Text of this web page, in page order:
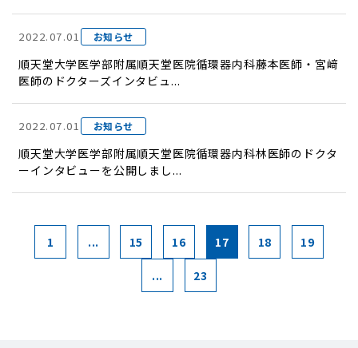
2022.07.01 お知らせ
順天堂大学医学部附属順天堂医院循環器内科藤本医師・宮﨑
医師のドクターズインタビュ...
2022.07.01 お知らせ
順天堂大学医学部附属順天堂医院循環器内科林医師のドクタ
ーインタビューを公開しまし...
1 ... 15 16 17 18 19
... 23